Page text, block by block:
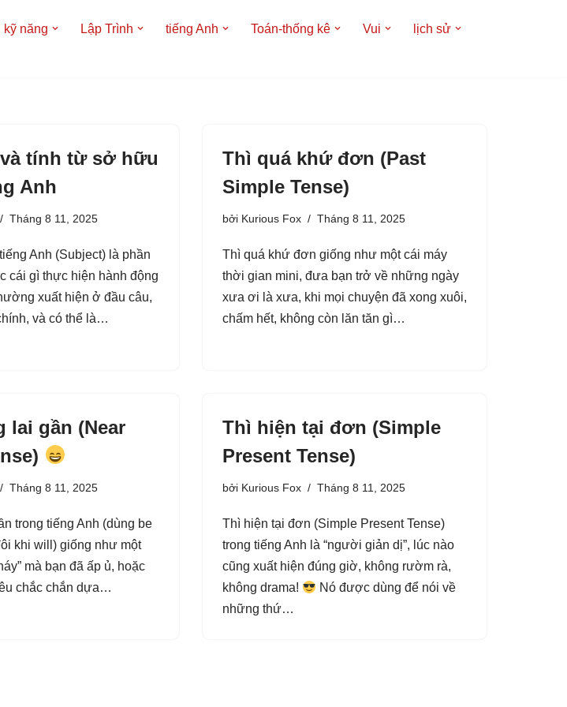
kỹ năng Lập Trình tiếng Anh Toán-thống kê Vui
lịch sử
tính từ sở hữu
Anh
Tháng 8 11, 2025
Anh (Subject) là phần
cái gì thực hiện hành động
xuất hiện ở đầu câu,
và có thể là…
Thì quá khứ đơn (Past
Simple Tense)
bởi Kurious Fox Tháng 8 11, 2025
Thì quá khứ đơn giống như một cái máy
thời gian mini, đưa bạn trở về những ngày
xưa ơi là xưa, khi mọi chuyện đã xong xuôi,
chấm hết, không còn lăn tăn gì…
lai gần (Near
Tháng 8 11, 2025
trong tiếng Anh (dùng be
khi will) giống như một
mà bạn đã ấp ủ, hoặc
chắc chắn dựa…
Thì hiện tại đơn (Simple
Present Tense)
bởi Kurious Fox Tháng 8 11, 2025
Thì hiện tại đơn (Simple Present Tense)
trong tiếng Anh là “người giản dị”, lúc nào
cũng xuất hiện đúng giờ, không rườm rà,
không drama!
Nó được dùng để nói về
những thứ…